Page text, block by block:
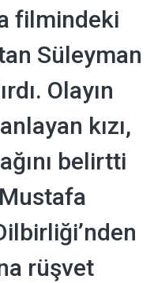
filmindeki
Süleyman
Olayın
kızı,
belirtti
rüşvet